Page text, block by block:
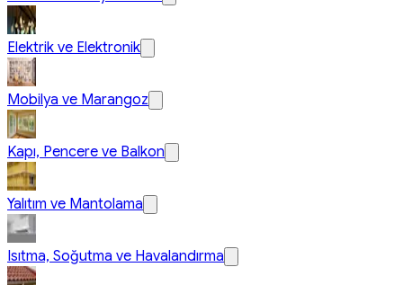
Elektrik ve Elektronik
Mobilya ve Marangoz
Kapı, Pencere ve Balkon
Yalıtım ve Mantolama
Isıtma, Soğutma ve Havalandırma